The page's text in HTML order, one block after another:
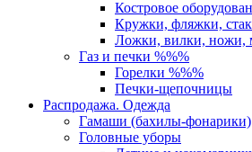
Костровое
Кружки, фляжки,
Ложки, вилки, ножи,
Газ и печки %%%
Горелки %%%
Печки-щепочницы
Распродажа. Одежда
Гамаши (бахилы-фонарики)
Головные уборы